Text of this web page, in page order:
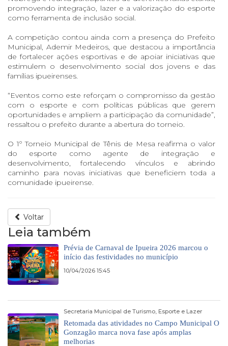
promovendo integração, lazer e a valorização do esporte
como ferramenta de inclusão social.
A competição contou ainda com a presença do Prefeito
Municipal, Ademir Medeiros, que destacou a importância
de fortalecer ações esportivas e de apoiar iniciativas que
estimulem o desenvolvimento social dos jovens e das
famílias ipueirenses.
“Eventos como este reforçam o compromisso da gestão
com o esporte e com políticas públicas que gerem
oportunidades e ampliem a participação da comunidade”,
ressaltou o prefeito durante a abertura do torneio.
O 1º Torneio Municipal de Tênis de Mesa reafirma o valor
do esporte como agente de integração e
desenvolvimento, fortalecendo vínculos e abrindo
caminho para novas iniciativas que beneficiem toda a
comunidade ipueirense.
Voltar
Leia também
Prévia de Carnaval de Ipueira 2026 marcou o
início das festividades no município
10/04/2026 15:45
Secretaria Municipal de Turismo, Esporte e Lazer
Retomada das atividades no Campo Municipal O
Gonzagão marca nova fase após amplas
melhorias